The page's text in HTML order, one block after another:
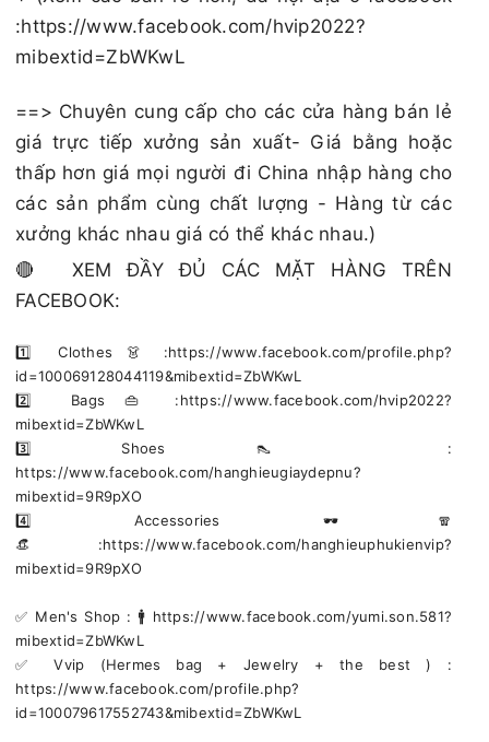
:https://www.facebook.com/hvip2022?
mibextid=ZbWKwL
==> Chuyên cung cấp cho các cửa hàng bán lẻ
giá trực tiếp xưởng sản xuất- Giá bằng hoặc
thấp hơn giá mọi người đi China nhập hàng cho
các sản phẩm cùng chất lượng - Hàng từ các
xưởng khác nhau giá có thể khác nhau.)
🔴 XEM ĐẦY ĐỦ CÁC MẶT HÀNG TRÊN
FACEBOOK:
1️⃣ Clothes 👗 :https://www.facebook.com/profile.php?
id=100069128044119&mibextid=ZbWKwL
2️⃣ Bags 👜 :https://www.facebook.com/hvip2022?
mibextid=ZbWKwL
3️⃣ Shoes 👠 :
https://www.facebook.com/hanghieugiaydepnu?
mibextid=9R9pXO
4️⃣ Accessories 🕶🧣
👒:https://www.facebook.com/hanghieuphukienvip?
mibextid=9R9pXO
✅️ Men's Shop : 🚹 https://www.facebook.com/yumi.son.581?
mibextid=ZbWKwL
✅️ Vvip (Hermes bag + Jewelry + the best ) :
https://www.facebook.com/profile.php?
id=100079617552743&mibextid=ZbWKwL